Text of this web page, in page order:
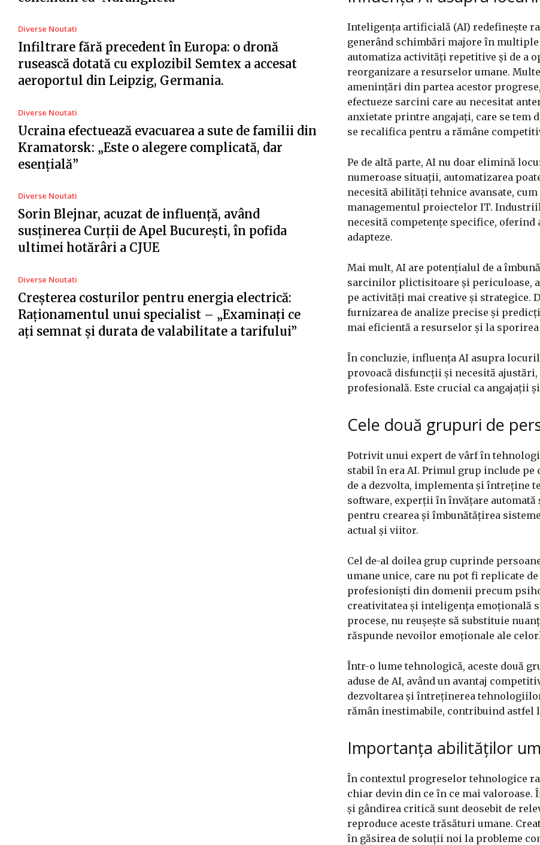
Diverse Noutati
Infiltrare fără precedent în Europa: o dronă
rusească dotată cu explozibil Semtex a accesat
aeroportul din Leipzig, Germania.
Diverse Noutati
Ucraina efectuează evacuarea a sute de familii din
Kramatorsk: „Este o alegere complicată, dar
esențială”
Diverse Noutati
Sorin Blejnar, acuzat de influență, având
susținerea Curții de Apel București, în pofida
ultimei hotărâri a CJUE
Diverse Noutati
Creșterea costurilor pentru energia electrică:
Raționamentul unui specialist – „Examinați ce
ați semnat și durata de valabilitate a tarifului”
Inteligența artificială (AI) redefinește
generând schimbări majore în multiple
automatiza activități repetitive și de a
reorganizare a resurselor umane.
amenințări din partea acestor
efectueze sarcini care au necesitat
anxietate printre angajați, care se tem
se recalifica pentru a rămâne
Pe de altă parte, AI nu doar elimină
numeroase situații, automatizarea
necesită abilități tehnice avansate,
managementul proiectelor IT.
necesită competențe specifice,
adapteze.
Mai mult, AI are potențialul de a
sarcinilor plictisitoare și periculoase,
pe activități mai creative și strategice.
furnizarea de analize precise și
mai eficientă a resurselor și la
În concluzie, influența AI asupra
provoacă disfuncții și necesită
profesională. Este crucial ca angajații
Cele două grupuri de
Potrivit unui expert de vârf în
stabil în era AI. Primul grup include pe
de a dezvolta, implementa și întreține
software, experții în învățare
pentru crearea și îmbunătățirea
actual și viitor.
Cel de-al doilea grup cuprinde
umane unice, care nu pot fi replicate
profesioniști din domenii precum
creativitatea și inteligența emoțională
procese, nu reușește să substituie
răspunde nevoilor emoționale ale
Într-o lume tehnologică, aceste două
aduse de AI, având un avantaj
dezvoltarea și întreținerea
rămân inestimabile, contribuind astfel
Importanța abilităților
În contextul progreselor tehnologice
chiar devin din ce în ce mai valoroase.
și gândirea critică sunt deosebit de
reproduce aceste trăsături umane.
în găsirea de soluții noi la probleme